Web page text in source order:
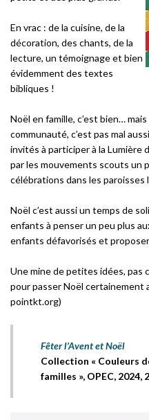
En vrac : de la cuisine, de la
décoration, des chants, de la
lecture, un témoignage et bien
évidemment des textes
bibliques !
Noël en famille, c’est bien…
communauté, c’est pas mal
invités à participer à la Lumière
par les mouvements scouts un
célébrations dans les paroisses
Noël c’est aussi un temps de
enfants à penser un peu plus
enfants défavorisés et
Une mine de petites idées, pas
pour passer Noël certainement
pointkt.org)
Fêter l’Avent et Noël
Collection « Couleurs
familles », OPEC, 2024,